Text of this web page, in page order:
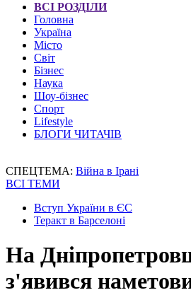
ВСІ РОЗДІЛИ
Головна
Україна
Місто
Світ
Бізнес
Наука
Шоу-бізнес
Спорт
Lifestyle
БЛОГИ ЧИТАЧІВ
СПЕЦТЕМА: Війна в Ірані
ВСІ ТЕМИ
Вступ України в ЄС
Теракт в Барселоні
На
з'явився